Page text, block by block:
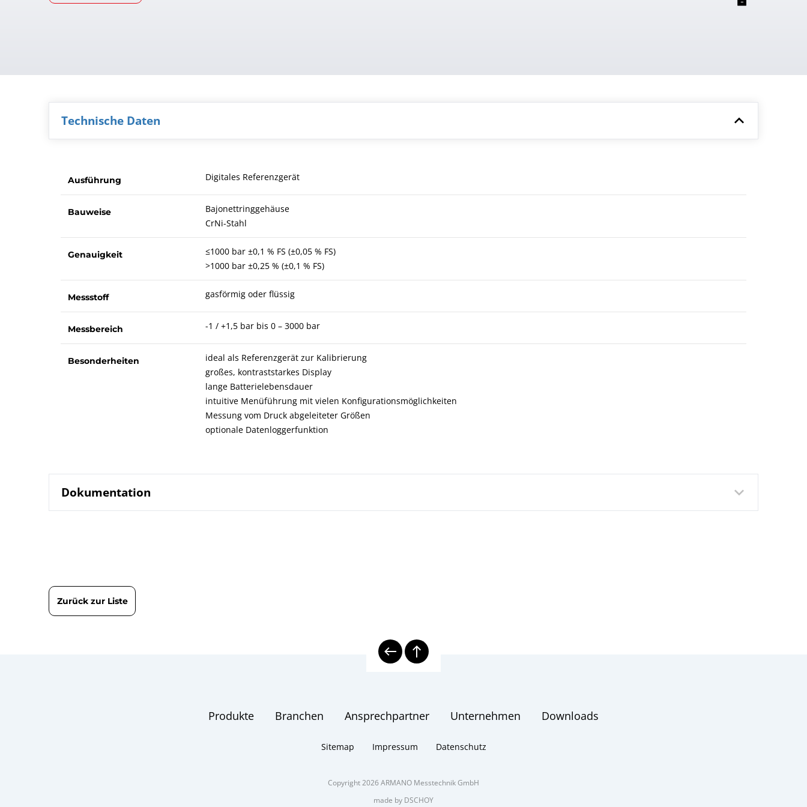
Technische Daten
Ausführung Digitales Referenzgerät
Bauweise
Bajonettringgehäuse
CrNi-Stahl
Genauigkeit
≤1000 bar ±0,1 % FS (±0,05 % FS)
>1000 bar ±0,25 % (±0,1 % FS)
Messstoff gasförmig oder flüssig
Messbereich -1 / +1,5 bar bis 0 – 3000 bar
Besonderheiten
ideal als Referenzgerät zur Kalibrierung
großes, kontraststarkes Display
lange Batterielebensdauer
intuitive Menüführung mit vielen Konfigurationsmöglichkeiten
Messung vom Druck abgeleiteter Größen
optionale Datenloggerfunktion
Dokumentation
Betriebsanleitung
Produktblatt
Zurück zur Liste
Produkte Branchen Ansprechpartner Unternehmen Downloads
Sitemap Impressum Datenschutz
Copyright 2026 ARMANO Messtechnik GmbH
made by DSCHOY